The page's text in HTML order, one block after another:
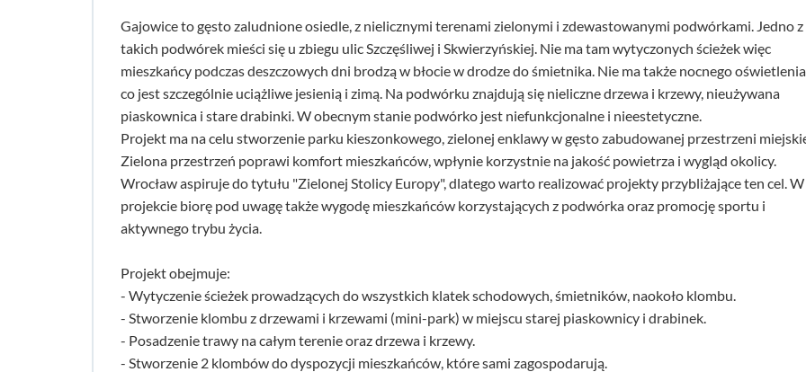
Gajowice to gęsto zaludnione osiedle, z nielicznymi terenami zielonymi i zdewastowanymi podwórkami. Jedno z
takich podwórek mieści się u zbiegu ulic Szczęśliwej i Skwierzyńskiej. Nie ma tam wytyczonych ścieżek więc
mieszkańcy podczas deszczowych dni brodzą w błocie w drodze do śmietnika. Nie ma także nocnego
co jest szczególnie uciążliwe jesienią i zimą. Na podwórku znajdują się nieliczne drzewa i krzewy, nieużywana
piaskownica i stare drabinki. W obecnym stanie podwórko jest niefunkcjonalne i nieestetyczne.
Projekt ma na celu stworzenie parku kieszonkowego, zielonej enklawy w gęsto zabudowanej przestrzeni
Zielona przestrzeń poprawi komfort mieszkańców, wpłynie korzystnie na jakość powietrza i wygląd okolicy.
Wrocław aspiruje do tytułu "Zielonej Stolicy Europy", dlatego warto realizować projekty przybliżające ten cel. W
projekcie biorę pod uwagę także wygodę mieszkańców korzystających z podwórka oraz promocję sportu i
aktywnego trybu życia.
Projekt obejmuje:
- Wytyczenie ścieżek prowadzących do wszystkich klatek schodowych, śmietników, naokoło klombu.
- Stworzenie klombu z drzewami i krzewami (mini-park) w miejscu starej piaskownicy i drabinek.
- Posadzenie trawy na całym terenie oraz drzewa i krzewy.
- Stworzenie 2 klombów do dyspozycji mieszkańców, które sami zagospodarują.